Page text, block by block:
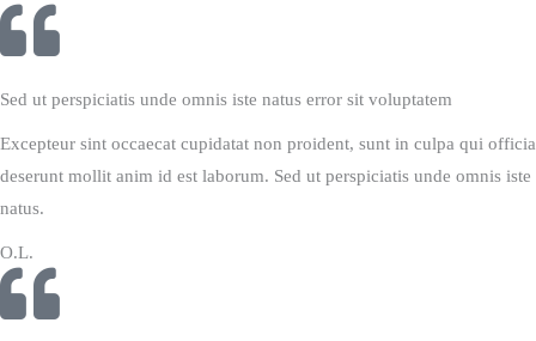
Sed ut perspiciatis unde omnis iste natus error sit voluptatem
Excepteur sint occaecat cupidatat non proident, sunt in culpa qui officia
deserunt mollit anim id est laborum. Sed ut perspiciatis unde omnis iste
natus.
O.L.